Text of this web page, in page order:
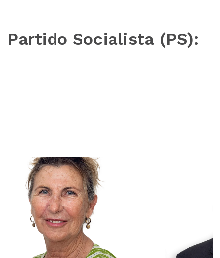
Partido Socialista (PS):